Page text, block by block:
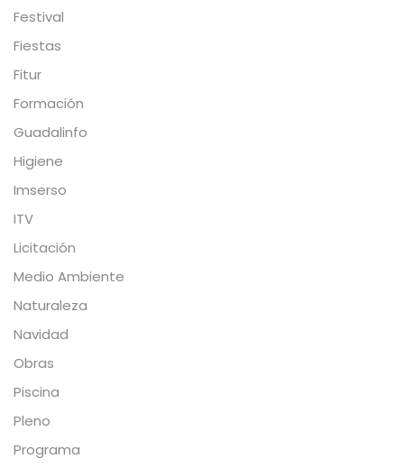
Festival
Fiestas
Fitur
Formación
Guadalinfo
Higiene
Imserso
ITV
Licitación
Medio Ambiente
Naturaleza
Navidad
Obras
Piscina
Pleno
Programa